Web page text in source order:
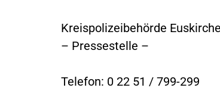
Kreispolizeibehörde
– Pressestelle –
Telefon: 0 22 51 / 799-299